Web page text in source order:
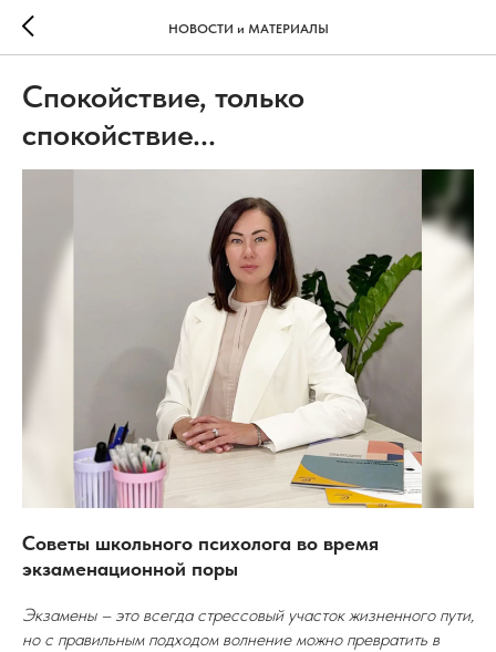
НОВОСТИ и МАТЕРИАЛЫ
Спокойствие, только
спокойствие...
Советы школьного психолога во время
экзаменационной поры
Экзамены – это всегда стрессовый участок жизненного пути,
но с правильным подходом волнение можно превратить в